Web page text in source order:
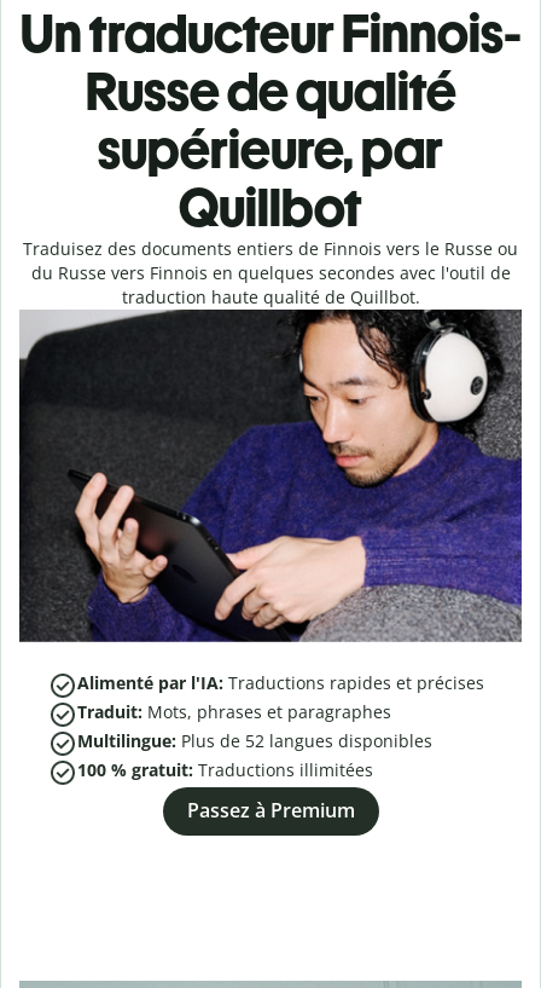
Un traducteur Finnois-
Russe de qualité
supérieure, par
Quillbot
Traduisez des documents entiers de Finnois vers le Russe ou
du Russe vers Finnois en quelques secondes avec l'outil de
traduction haute qualité de Quillbot.
Alimenté par l'IA: Traductions rapides et précises
Traduit: Mots, phrases et paragraphes
Multilingue: Plus de 52 langues disponibles
100 % gratuit: Traductions illimitées
Passez à Premium